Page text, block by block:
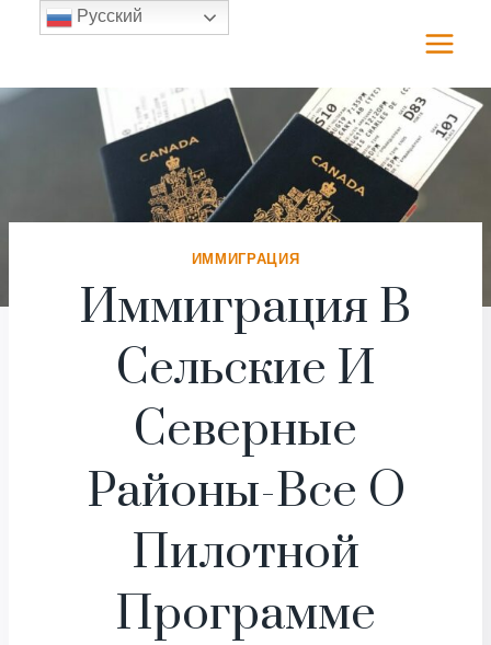
Перейти
ИММИГРАЦИЯ
Иммиграция В
Сельские И
Северные
Районы-Все О
Пилотной
Программе
Русский